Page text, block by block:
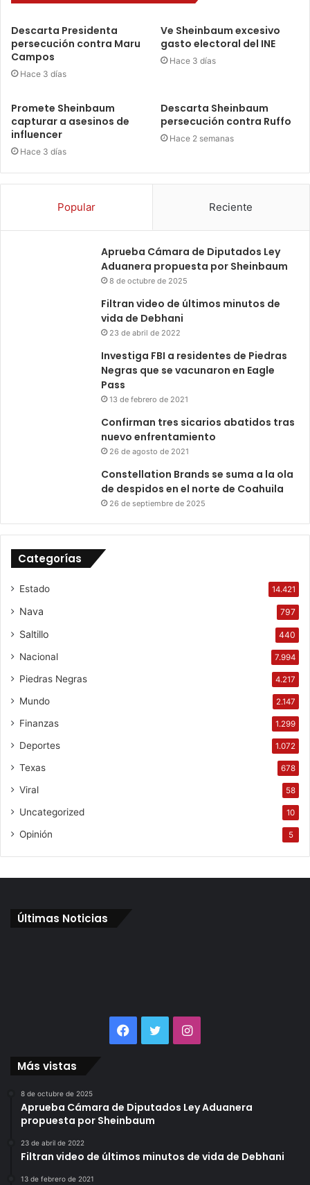
Descarta Presidenta
persecución contra Maru
Campos
Hace 3 días
Ve Sheinbaum excesivo
gasto electoral del INE
Hace 3 días
Promete Sheinbaum
capturar a asesinos de
influencer
Hace 3 días
Descarta Sheinbaum
persecución contra Ruffo
Hace 2 semanas
Popular Reciente
Aprueba Cámara de Diputados Ley
Aduanera propuesta por Sheinbaum
8 de octubre de 2025
Filtran video de últimos minutos de
vida de Debhani
23 de abril de 2022
Investiga FBI a residentes de Piedras
Negras que se vacunaron en Eagle
Pass
13 de febrero de 2021
Confirman tres sicarios abatidos tras
nuevo enfrentamiento
26 de agosto de 2021
Constellation Brands se suma a la ola
de despidos en el norte de Coahuila
26 de septiembre de 2025
Categorías
Estado 14.421
Nava 797
Saltillo 440
Nacional 7.994
Piedras Negras 4.217
Mundo 2.147
Finanzas 1.299
Deportes 1.072
Texas 678
Viral 58
Uncategorized 10
Opinión 5
Últimas Noticias
Facebook
TwitterInstagram
Más vistas
8 de octubre de 2025
Aprueba Cámara de Diputados Ley Aduanera
propuesta por Sheinbaum
23 de abril de 2022
Filtran video de últimos minutos de vida de Debhani
13 de febrero de 2021